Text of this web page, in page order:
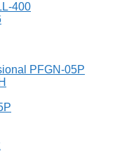
400
PFGN-05P